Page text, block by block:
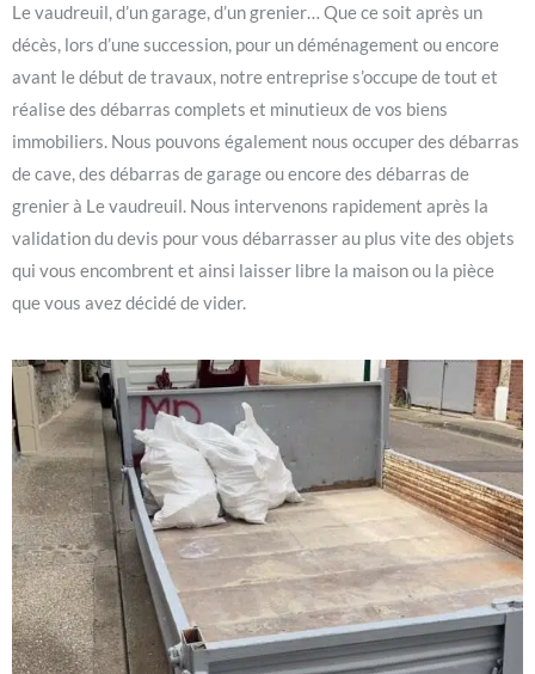
Le vaudreuil, d’un garage, d’un grenier… Que ce soit après un
décès, lors d’une succession, pour un déménagement ou encore
avant le début de travaux, notre entreprise s’occupe de tout et
réalise des débarras complets et minutieux de vos biens
immobiliers. Nous pouvons également nous occuper des débarras
de cave, des débarras de garage ou encore des débarras de
grenier à Le vaudreuil. Nous intervenons rapidement après la
validation du devis pour vous débarrasser au plus vite des objets
qui vous encombrent et ainsi laisser libre la maison ou la pièce
que vous avez décidé de vider.